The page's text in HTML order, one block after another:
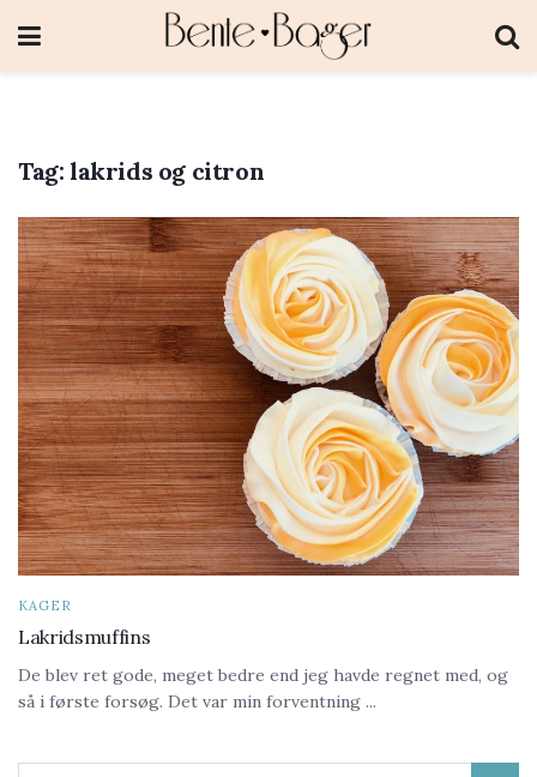
Tag: lakrids og citron
KAGER
Lakridsmuffins
De blev ret gode, meget bedre end jeg havde regnet med, og
så i første forsøg. Det var min forventning ...